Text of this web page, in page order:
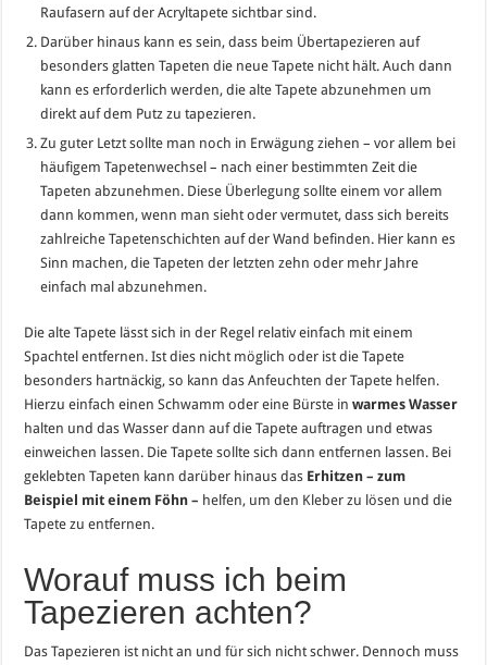
Raufasern auf der Acryltapete sichtbar sind.
Darüber hinaus kann es sein, dass beim Übertapezieren auf
besonders glatten Tapeten die neue Tapete nicht hält. Auch dann
kann es erforderlich werden, die alte Tapete abzunehmen um
direkt auf dem Putz zu tapezieren.
Zu guter Letzt sollte man noch in Erwägung ziehen – vor allem bei
häufigem Tapetenwechsel – nach einer bestimmten Zeit die
Tapeten abzunehmen. Diese Überlegung sollte einem vor allem
dann kommen, wenn man sieht oder vermutet, dass sich bereits
zahlreiche Tapetenschichten auf der Wand befinden. Hier kann es
Sinn machen, die Tapeten der letzten zehn oder mehr Jahre
einfach mal abzunehmen.
Die alte Tapete lässt sich in der Regel relativ einfach mit einem
Spachtel entfernen. Ist dies nicht möglich oder ist die Tapete
besonders hartnäckig, so kann das Anfeuchten der Tapete helfen.
Hierzu einfach einen Schwamm oder eine Bürste inwarmes Wasser
halten und das Wasser dann auf die Tapete auftragen und etwas
einweichen lassen. Die Tapete sollte sich dann entfernen lassen. Bei
geklebten Tapeten kann darüber hinaus das Erhitzen – zum
Beispiel mit einem Föhn – helfen, um den Kleber zu lösen und die
Tapete zu entfernen.
Worauf muss ich beim
Tapezieren achten?
Das Tapezieren ist nicht an und für sich nicht schwer. Dennoch muss